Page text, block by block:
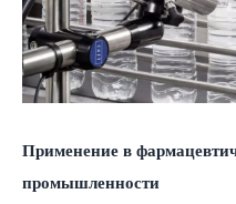
Применение в
промышленности